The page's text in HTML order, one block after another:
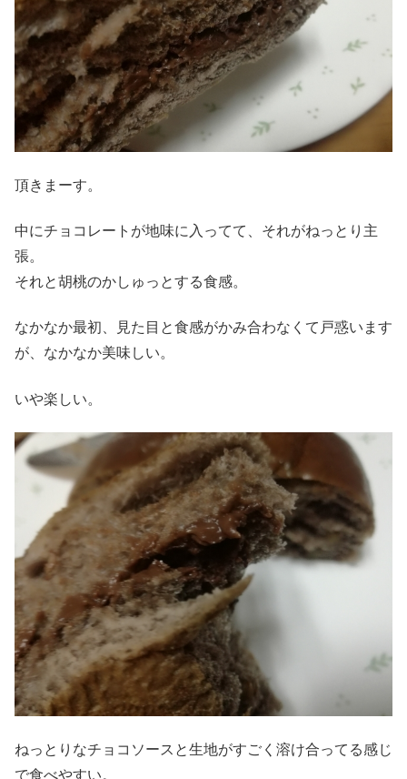
頂きまーす。
中にチョコレートが地味に入ってて、それがねっとり主
張。
それと胡桃のかしゅっとする食感。
なかなか最初、見た目と食感がかみ合わなくて戸惑います
が、なかなか美味しい。
いや楽しい。
ねっとりなチョコソースと生地がすごく溶け合ってる感じ
で食べやすい。